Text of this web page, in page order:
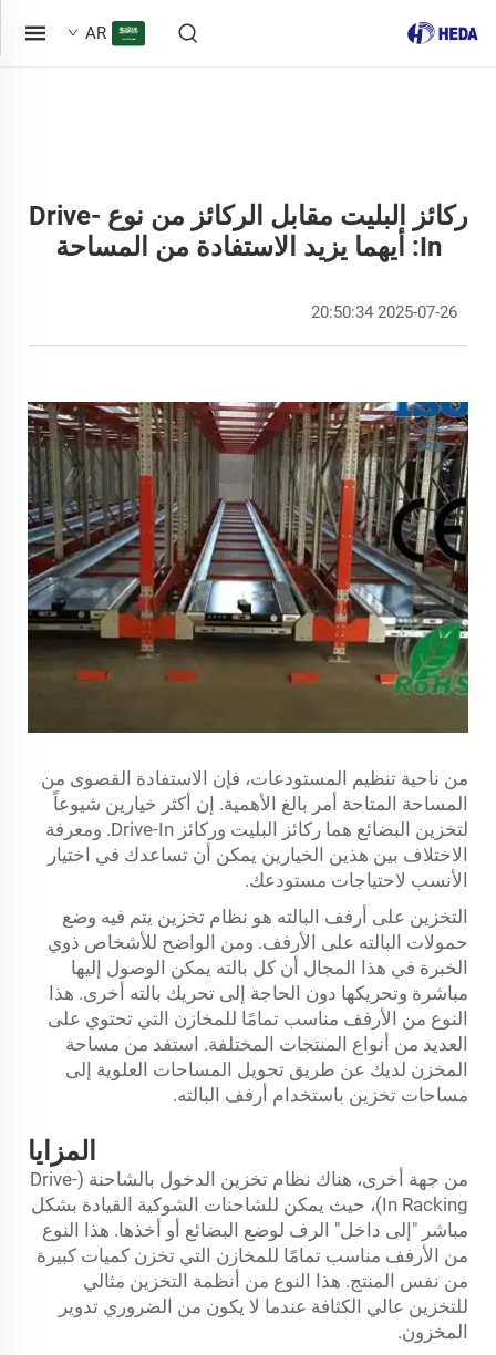
AR
ركائز البليت مقابل الركائز من نوع Drive-
In: أيهما يزيد الاستفادة من المساحة
2025-07-26 20:50:34
من ناحية تنظيم المستودعات، فإن الاستفادة القصوى من
المساحة المتاحة أمر بالغ الأهمية. إن أكثر خيارين شيوعاً
لتخزين البضائع هما ركائز البليت وركائز Drive-In. ومعرفة
الاختلاف بين هذين الخيارين يمكن أن تساعدك في اختيار
الأنسب لاحتياجات مستودعك.
التخزين على أرفف البالته هو نظام تخزين يتم فيه وضع
حمولات البالته على الأرفف. ومن الواضح للأشخاص ذوي
الخبرة في هذا المجال أن كل بالته يمكن الوصول إليها
مباشرة وتحريكها دون الحاجة إلى تحريك بالته أخرى. هذا
النوع من الأرفف مناسب تمامًا للمخازن التي تحتوي على
العديد من أنواع المنتجات المختلفة. استفد من مساحة
المخزن لديك عن طريق تحويل المساحات العلوية إلى
مساحات تخزين باستخدام أرفف البالته.
المزايا
من جهة أخرى، هناك نظام تخزين الدخول بالشاحنة (Drive-
In Racking)، حيث يمكن للشاحنات الشوكية القيادة بشكل
مباشر "إلى داخل" الرف لوضع البضائع أو أخذها. هذا النوع
من الأرفف مناسب تمامًا للمخازن التي تخزن كميات كبيرة
من نفس المنتج. هذا النوع من أنظمة التخزين مثالي
للتخزين عالي الكثافة عندما لا يكون من الضروري تدوير
المخزون.